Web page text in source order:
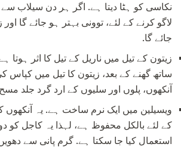
نکاسی کو ہٹا دیتا ہے. اگر ہر دن سیلاب سے
لاگو کرنے کے لئے، توونی بہتر ہو جائے گا اور
جائے گا.
زیتون کے تیل میں ناریل کے تیل کا اثر ہوتا
ساتھ گھنے کے بعد، زیتون کا تیل میں کپاس
آنکھوں، پلوں اور سلیوں کے ارد گرد جلد
ویسیلین میں ایک نرم ساخت ہے. یہ آنکھوں
کے لئے بالکل محفوظ ہے، لہذا یہ کاجل کو
استعمال کیا جا سکتا ہے. گرم پانی سے